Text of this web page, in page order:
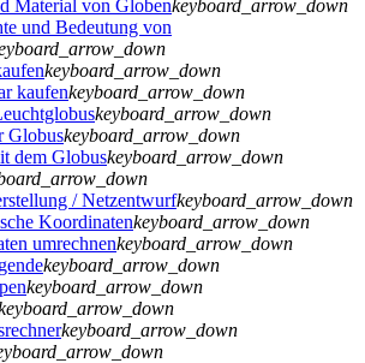
Material von Globenkeyboard_arrow_down
und Bedeutung von
keyboard_arrow_down
kaufenkeyboard_arrow_down
keyboard_arrow_down
Globuskeyboard_arrow_down
dem Globuskeyboard_arrow_down
/ Netzentwurfkeyboard_arrow_down
Koordinatenkeyboard_arrow_down
umrechnenkeyboard_arrow_down
keyboard_arrow_down
keyboard_arrow_down
keyboard_arrow_down